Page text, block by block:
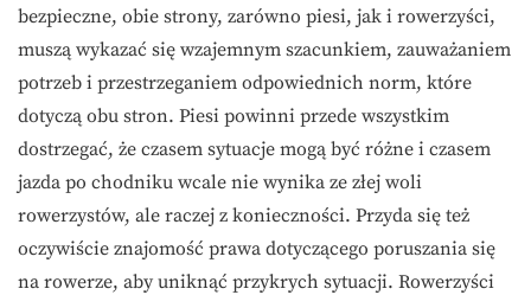
bezpieczne, obie strony, zarówno piesi, jak i rowerzyści,
muszą wykazać się wzajemnym szacunkiem, zauważaniem
potrzeb i przestrzeganiem odpowiednich norm, które
dotyczą obu stron. Piesi powinni przede wszystkim
dostrzegać, że czasem sytuacje mogą być różne i czasem
jazda po chodniku wcale nie wynika ze złej woli
rowerzystów, ale raczej z konieczności. Przyda się też
oczywiście znajomość prawa dotyczącego poruszania się
na rowerze, aby uniknąć przykrych sytuacji. Rowerzyści